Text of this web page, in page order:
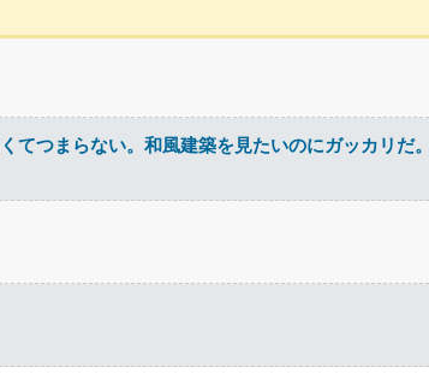
てつまらない。和風建築を見たいのにガッカリだ